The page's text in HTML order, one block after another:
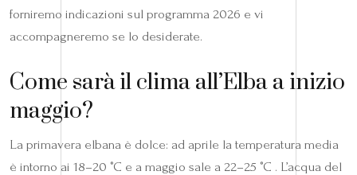
forniremo indicazioni sul programma 2026 e vi
accompagneremo se lo desiderate.
Come sarà il clima all’Elba a inizio
maggio?
La primavera elbana è dolce: ad aprile la temperatura media
è intorno ai 18–20 °C e a maggio sale a 22–25 °C . L’acqua del